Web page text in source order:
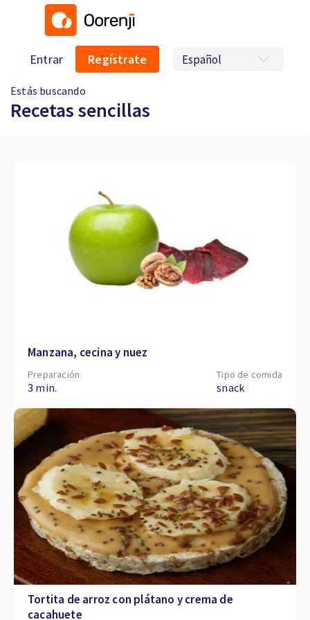
Entrar Regístrate
Estás buscando
Recetas sencillas
Manzana, cecina y nuez
Preparación
3 min.
Tipo de comida
snack
Tortita de arroz con plátano y crema de
cacahuete